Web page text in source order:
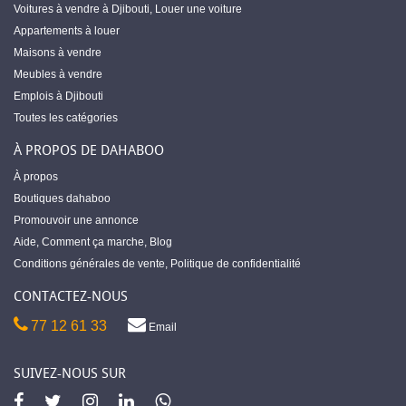
Voitures à vendre à Djibouti, Louer une voiture
Appartements à louer
Maisons à vendre
Meubles à vendre
Emplois à Djibouti
Toutes les catégories
À PROPOS DE DAHABOO
À propos
Boutiques dahaboo
Promouvoir une annonce
Aide, Comment ça marche, Blog
Conditions générales de vente, Politique de confidentialité
CONTACTEZ-NOUS
77 12 61 33 Email
SUIVEZ-NOUS SUR